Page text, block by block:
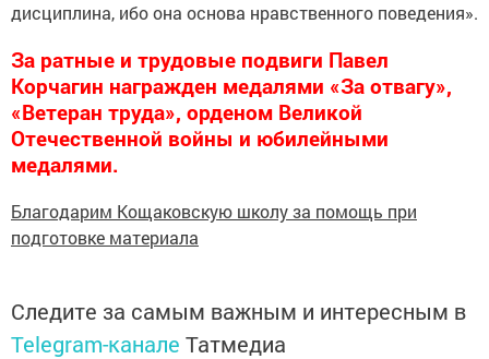
дисциплина, ибо она основа нравственного поведения».
За ратные и трудовые подвиги Павел
Корчагин награжден медалями «За отвагу»,
«Ветеран труда», орденом Великой
Отечественной войны и юбилейными
медалями.
Благодарим Кощаковскую школу за помощь при
подготовке материала
Следите за самым важным и интересным в
Telegram-канале Татмедиа